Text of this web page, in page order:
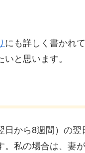
にも詳しく書かれ
と思います。
から8週間）の
私の場合は、妻